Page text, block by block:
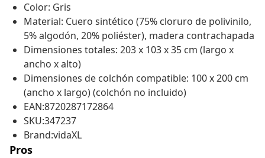
Color: Gris
Material: Cuero sintético (75% cloruro de polivinilo,
5% algodón, 20% poliéster), madera contrachapada
Dimensiones totales: 203 x 103 x 35 cm (largo x
ancho x alto)
Dimensiones de colchón compatible: 100 x 200 cm
(ancho x largo) (colchón no incluido)
EAN:8720287172864
SKU:347237
Brand:vidaXL
Pros